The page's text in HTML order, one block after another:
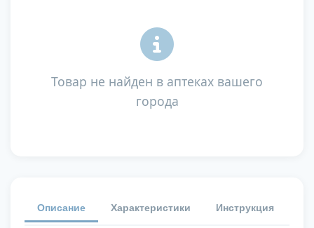
Товар не найден в аптеках вашего
города
Описание Характеристики Инструкция